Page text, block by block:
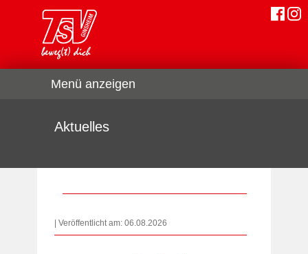
Menü anzeigen
Aktuelles
| Veröffentlicht am: 06.08.2026